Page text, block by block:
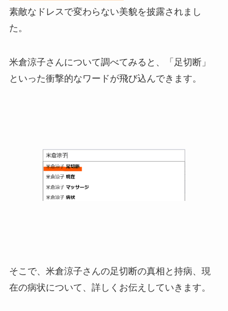
素敵なドレスで変わらない美貌を披露されまし
た。
米倉涼子さんについて調べてみると、「足切断」
といった衝撃的なワードが飛び込んできます。
そこで、米倉涼子さんの足切断の真相と持病、現
在の病状について、詳しくお伝えしていきます。